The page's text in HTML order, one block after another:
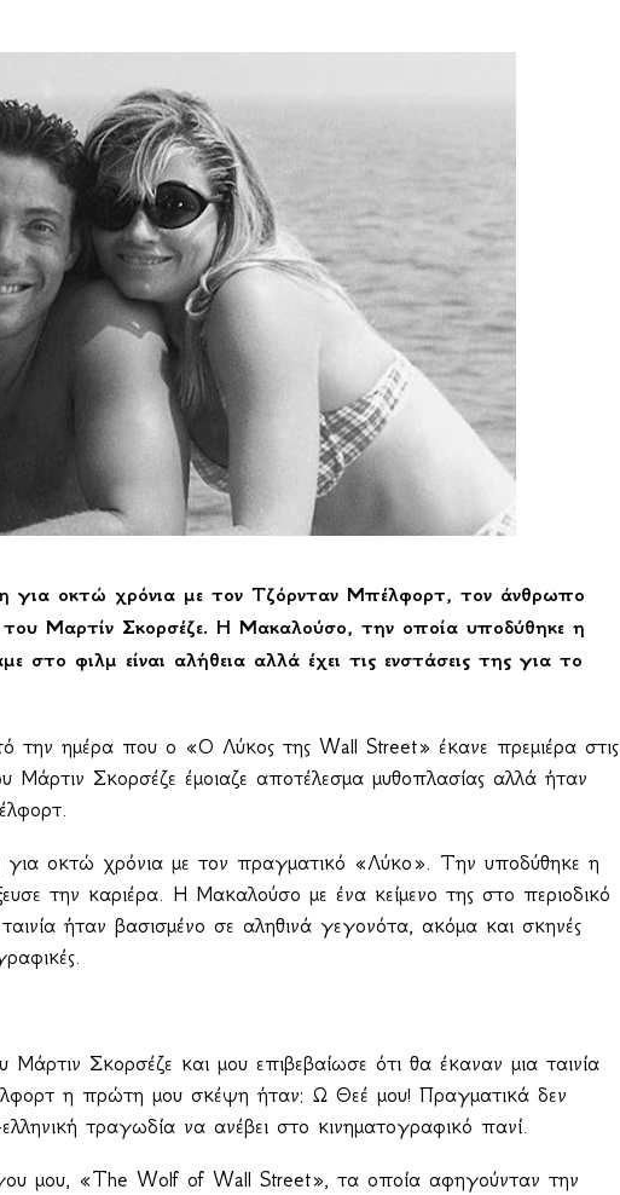
για οκτώ χρόνια με τον Τζόρνταν Μπέλφορτ, τον άνθρωπο
Μαρτίν Σκορσέζε. Η Μακαλούσο, την οποία υποδύθηκε η
φιλμ είναι αλήθεια αλλά έχει τις ενστάσεις της για το
την ημέρα που ο «Ο Λύκος της Wall Street» έκανε πρεμιέρα στις
Μάρτιν Σκορσέζε έμοιαζε αποτέλεσμα μυθοπλασίας αλλά ήταν
οκτώ χρόνια με τον πραγματικό «Λύκο». Την υποδύθηκε η
την καριέρα. Η Μακαλούσο με ένα κείμενο της στο περιοδικό
ταινία ήταν βασισμένο σε αληθινά γεγονότα, ακόμα και σκηνές
Σκορσέζε και μου επιβεβαίωσε ότι θα έκαναν μια ταινία
η πρώτη μου σκέψη ήταν: Ω Θεέ μου! Πραγματικά δεν
τραγωδία να ανέβει στο κινηματογραφικό πανί.
μου, «The Wolf of Wall Street», τα οποία αφηγούνταν την